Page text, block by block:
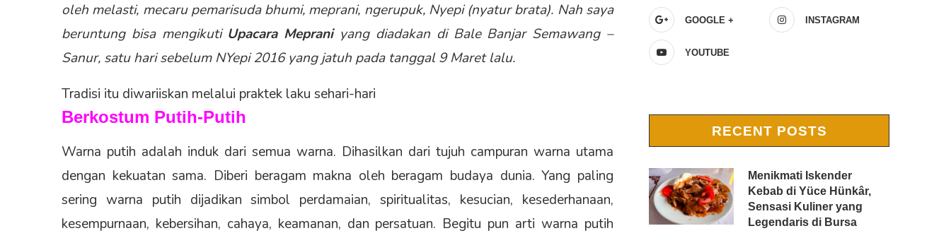
oleh melasti, mecaru pemarisuda bhumi, meprani, ngerupuk, Nyepi (nyatur brata). Nah saya
beruntung bisa mengikuti Upacara Mepraniyang diadakan di Bale Banjar Semawang –
Sanur, satu hari sebelum NYepi 2016 yang jatuh pada tanggal 9 Maret lalu.
Tradisi itu diwariiskan melalui praktek laku sehari-hari
Berkostum Putih-Putih
Warna putih adalah induk dari semua warna. Dihasilkan dari tujuh campuran warna utama
dengan kekuatan sama. Diberi beragam makna oleh beragam budaya dunia. Yang paling
sering warna putih dijadikan simbol perdamaian, spiritualitas, kesucian, kesederhanaan,
kesempurnaan, kebersihan, cahaya, keamanan, dan persatuan. Begitu pun arti warna putih
GOOGLE + INSTAGRAM
YOUTUBE
RECENT POSTS
Menikmati Iskender
Kebab di Yüce Hünkâr,
Sensasi Kuliner yang
Legendaris di Bursa